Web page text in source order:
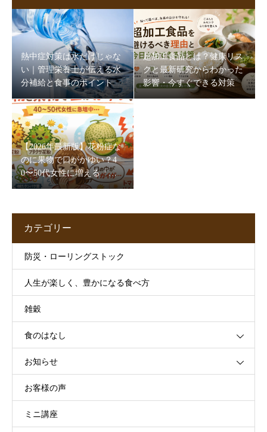
熱中症対策は水だけじゃな
い｜管理栄養士が伝える水
分補給と食事のポイント
超加工食品とは？健康リス
クと最新研究からわかった
影響・今すぐできる対策
【2026年最新版】花粉症な
のに果物で口がかゆい？4
0〜50代女性に増える「口
腔アレルギー症候群」とは
カテゴリー
防災・ローリングストック
人生が楽しく、豊かになる食べ方
雑穀
食のはなし
お知らせ
お客様の声
ミニ講座